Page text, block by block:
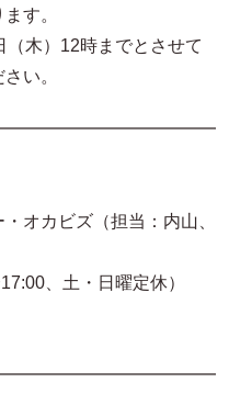
す。
木）12時までとさせて
い。
オカビズ（担当：内山、
、土・日曜定休）